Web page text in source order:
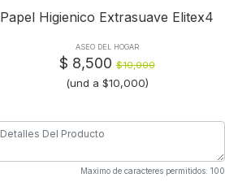
Papel Higienico Extrasuave Elitex4
ASEO DEL HOGAR
$ 8,500$10,000
(und a $10,000)
Maximo de caracteres permitidos: 100